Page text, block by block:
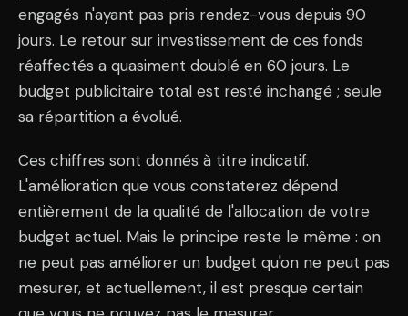
engagés n'ayant pas pris rendez-vous depuis 90
jours. Le retour sur investissement de ces fonds
réaffectés a quasiment doublé en 60 jours. Le
budget publicitaire total est resté inchangé ; seule
sa répartition a évolué.
Ces chiffres sont donnés à titre indicatif.
L'amélioration que vous constaterez dépend
entièrement de la qualité de l'allocation de votre
budget actuel. Mais le principe reste le même : on
ne peut pas améliorer un budget qu'on ne peut pas
mesurer, et actuellement, il est presque certain